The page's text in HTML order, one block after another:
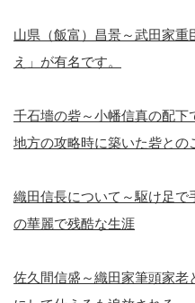
山県（飯富）昌景～武田家
え」が有名です。
千石墻の砦～小幡信真の配下
地方の攻略時に築いた砦との
織田信長について～駆け足
の華麗で残酷な生涯
佐久間信盛～織田家筆頭家